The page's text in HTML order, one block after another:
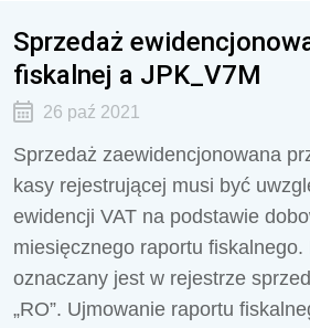
Sprzedaż
fiskalnej a JPK_V7M
26 paź 2021
Sprzedaż zaewidencjonowana
kasy rejestrującej musi być
ewidencji VAT na podstawie
miesięcznego raportu fiskalnego.
oznaczany jest w rejestrze
„RO”. Ujmowanie raportu